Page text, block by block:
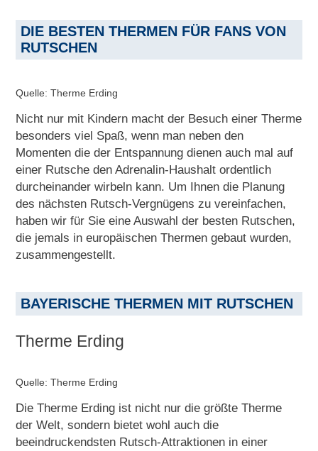
DIE BESTEN THERMEN FÜR FANS VON
RUTSCHEN
Quelle: Therme Erding
Nicht nur mit Kindern macht der Besuch einer Therme
besonders viel Spaß, wenn man neben den
Momenten die der Entspannung dienen auch mal auf
einer Rutsche den Adrenalin-Haushalt ordentlich
durcheinander wirbeln kann. Um Ihnen die Planung
des nächsten Rutsch-Vergnügens zu vereinfachen,
haben wir für Sie eine Auswahl der besten Rutschen,
die jemals in europäischen Thermen gebaut wurden,
zusammengestellt.
BAYERISCHE THERMEN MIT RUTSCHEN
Therme Erding
Quelle: Therme Erding
Die Therme Erding ist nicht nur die größte Therme
der Welt, sondern bietet wohl auch die
beeindruckendsten Rutsch-Attraktionen in einer